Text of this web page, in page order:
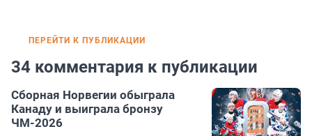
ПЕРЕЙТИ К ПУБЛИКАЦИИ
34 комментария к публикации
Сборная Норвегии обыграла
Канаду и выиграла бронзу
ЧМ-2026